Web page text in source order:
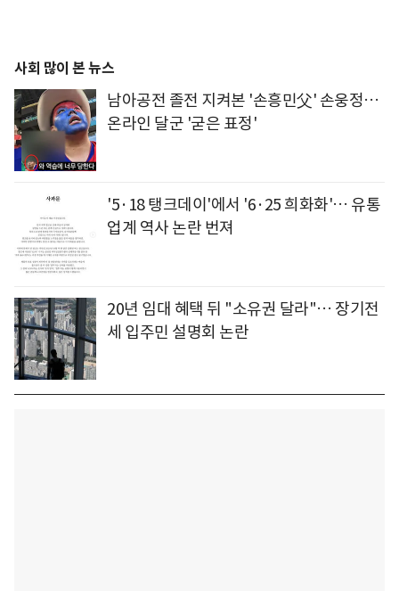
사회 많이 본 뉴스
남아공전 졸전 지켜본 '손흥민父' 손웅정…
온라인 달군 '굳은 표정'
'5·18 탱크데이'에서 '6·25 희화화'… 유통
업계 역사 논란 번져
20년 임대 혜택 뒤 "소유권 달라"… 장기전
세 입주민 설명회 논란